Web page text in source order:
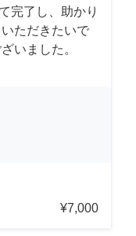
完了し、助かり
ただきたいで
いました。
¥7,000